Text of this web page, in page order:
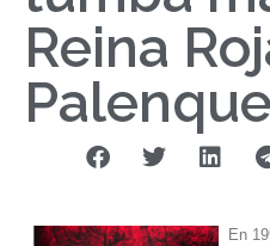
Reina
Palenque
En